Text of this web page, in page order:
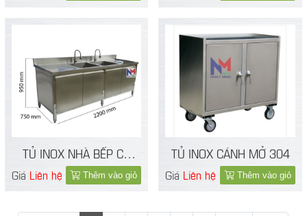
TỦ INOX NHÀ BẾP CÓ
BỒN RỬA 201
Giá Liên hệ Thêm vào giỏ
TỦ INOX CÁNH MỞ 304
Giá Liên hệ Thêm vào giỏ